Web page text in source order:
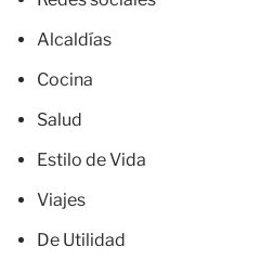
Alcaldías
Cocina
Salud
Estilo de Vida
Viajes
De Utilidad